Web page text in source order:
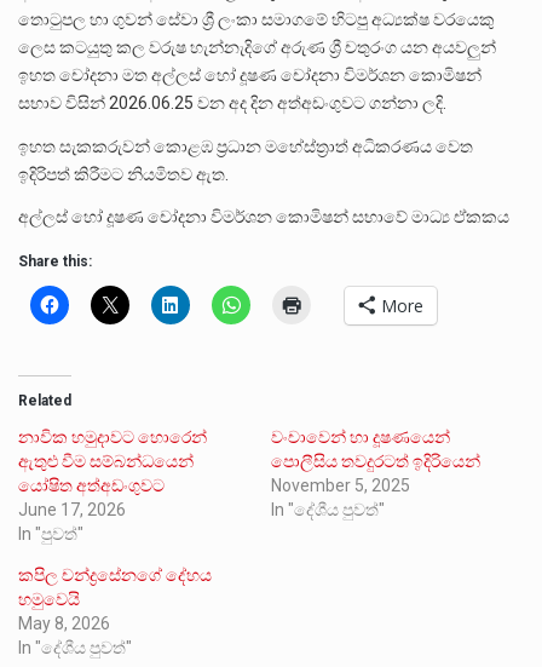
තොටුපල හා ගුවන් සේවා ශ්‍රී ලංකා සමාගමේ හිටපු අධ්‍යක්ෂ වරයෙකු
ලෙස කටයුතු කල වරුෂ හැන්නැදිගේ අරුණ ශ්‍රී චතුරංග යන අයවලුන්
ඉහත චෝදනා මත අල්ලස් හෝ දූෂණ චෝදනා විමර්ශන කොමිෂන්
සභාව විසින් 2026.06.25 වන අද දින අත්අඩංගුවට ගන්නා ලදි.
ඉහත සැකකරුවන් කොළඹ ප්‍රධාන මහේස්ත්‍රාත් අධිකරණය වෙත
ඉදිරිපත් කිරීමට නියමිතව ඇත.
අල්ලස් හෝ දූෂණ චෝදනා විමර්ශන කොමිෂන් සභාවේ මාධ්‍ය ඒකකය
Share this:
More
Related
නාවික හමුදාවට හොරෙන්
ඇතුළු වීම සම්බන්ධයෙන්
යෝෂිත අත්අඩංගුවට
June 17, 2026
In "පුවත්"
වංචාවෙන් හා දූෂණයෙන්
පොලීසිය තවදුරටත් ඉදිරියෙන්
November 5, 2025
In "දේශීය පුවත්"
කපිල චන්ද්‍රසේනගේ දේහය
හමුවෙයි
May 8, 2026
In "දේශීය පුවත්"